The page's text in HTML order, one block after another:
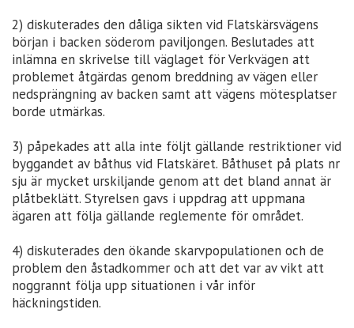
2) diskuterades den dåliga sikten vid Flatskärsvägens
början i backen söderom paviljongen. Beslutades att
inlämna en skrivelse till väglaget för Verkvägen att
problemet åtgärdas genom breddning av vägen eller
nedsprängning av backen samt att vägens mötesplatser
borde utmärkas.
3) påpekades att alla inte följt gällande restriktioner vid
byggandet av båthus vid Flatskäret. Båthuset på plats nr
sju är mycket urskiljande genom att det bland annat är
plåtbeklätt. Styrelsen gavs i uppdrag att uppmana
ägaren att följa gällande reglemente för området.
4) diskuterades den ökande skarvpopulationen och de
problem den åstadkommer och att det var av vikt att
noggrannt följa upp situationen i vår inför
häckningstiden.